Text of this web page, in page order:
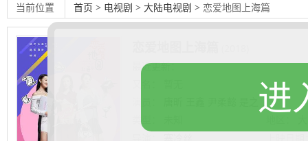
当前位置 首页 > 电视剧 > 大陆电视剧 > 恋爱地图上海篇
最近更新：
类型：
进